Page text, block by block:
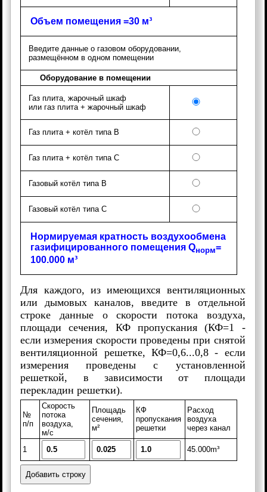
Объем помещения =30 м³
Введите данные о газовом оборудовании,
размещённом в одном помещении
Оборудование в помещении
Газ плита, жарочный шкаф
или газ плита + жарочный шкаф
Газ плита + котёл типа В
Газ плита + котёл типа C
Газовый котёл типа В
Газовый котёл типа С
Нормируемая кратность воздухообмена
газифицированного помещения Qнорм=
100.000 м³
Для каждого, из имеющихся вентиляционных
или дымовых каналов, введите в отдельной
строке данные о скорости потока воздуха,
площади сечения, КФ пропускания (КФ=1 -
если измерения скорости проведены при снятой
вентиляционной решетке, КФ=0,6...0,8 - если
измерения проведены с установленной
решеткой, в зависимости от площади
перекладин решетки).
№
п/п
Скорость
потока
воздуха,
м/с
Площадь
сечения,
м²
КФ
пропускания
решетки
Расход
воздуха
через канал
1 45.000m³
Добавить строку